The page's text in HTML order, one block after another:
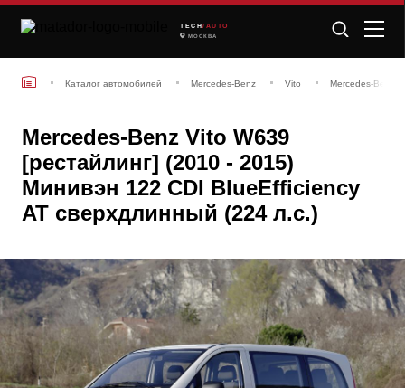
TECH /AUTO
МОСКВА
Каталог автомобилей Mercedes-Benz Vito Mercedes-Benz
Mercedes-Benz Vito W639
[рестайлинг] (2010 - 2015)
Минивэн 122 CDI BlueEfficiency
AT сверхдлинный (224 л.с.)